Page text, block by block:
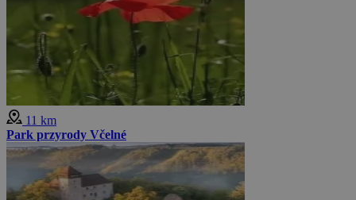
11 km
Park przyrody Včelné